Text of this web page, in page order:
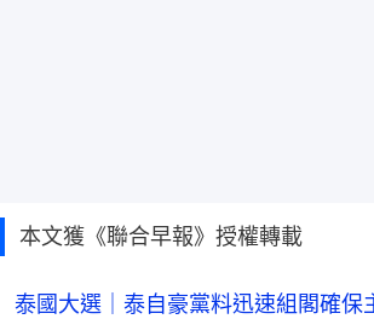
本文獲《聯合早報》授權轉載
泰國大選｜泰自豪黨料迅速組閣確